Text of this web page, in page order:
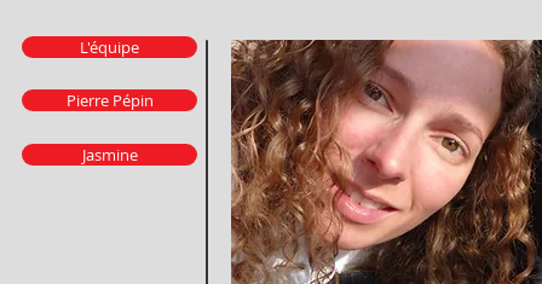
L'équipe
Pierre Pépin
Jasmine